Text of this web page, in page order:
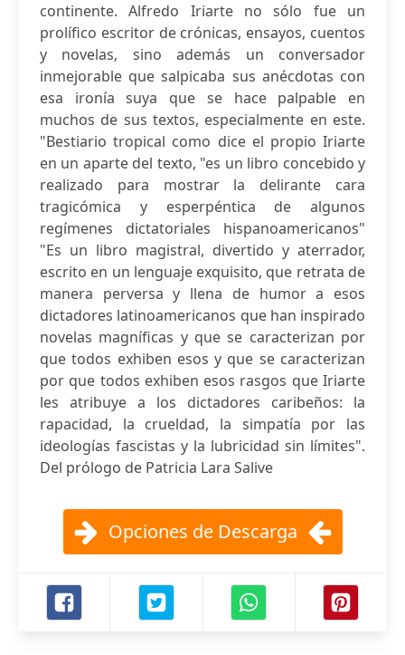
continente. Alfredo Iriarte no sólo fue un
prolífico escritor de crónicas, ensayos, cuentos
y novelas, sino además un conversador
inmejorable que salpicaba sus anécdotas con
esa ironía suya que se hace palpable en
muchos de sus textos, especialmente en este.
"Bestiario tropical como dice el propio Iriarte
en un aparte del texto, "es un libro concebido y
realizado para mostrar la delirante cara
tragicómica y esperpéntica de algunos
regímenes dictatoriales hispanoamericanos"
"Es un libro magistral, divertido y aterrador,
escrito en un lenguaje exquisito, que retrata de
manera perversa y llena de humor a esos
dictadores latinoamericanos que han inspirado
novelas magníficas y que se caracterizan por
que todos exhiben esos y que se caracterizan
por que todos exhiben esos rasgos que Iriarte
les atribuye a los dictadores caribeños: la
rapacidad, la crueldad, la simpatía por las
ideologías fascistas y la lubricidad sin límites".
Del prólogo de Patricia Lara Salive
Opciones de Descarga